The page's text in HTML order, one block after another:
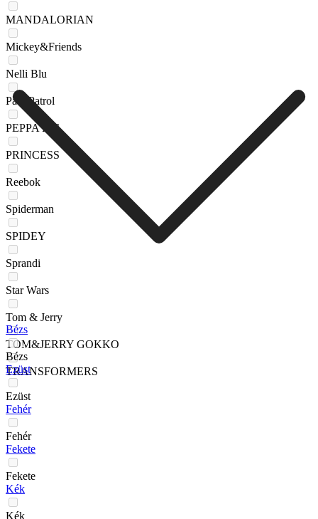
MANDALORIAN
Mickey&Friends
Nelli Blu
Paw Patrol
PEPPA PIG
PRINCESS
Reebok
Spiderman
SPIDEY
Sprandi
Star Wars
Tom & Jerry
TOM&JERRY GOKKO
TRANSFORMERS
Bézs
Bézs
Ezüst
Ezüst
Fehér
Fehér
Fekete
Fekete
Kék
Kék